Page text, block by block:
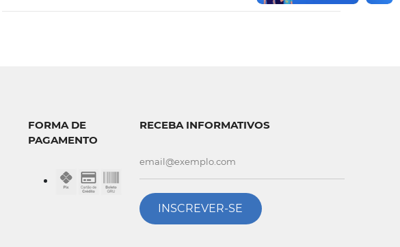
FORMA DE
PAGAMENTO
RECEBA INFORMATIVOS
INSCREVER-SE